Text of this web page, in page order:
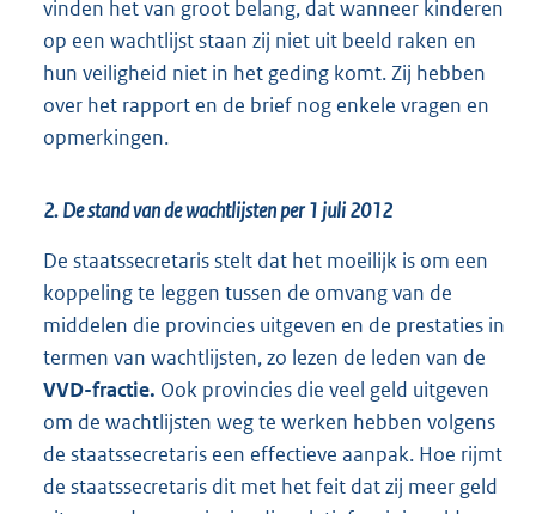
vinden het van groot belang, dat wanneer kinderen
op een wachtlijst staan zij niet uit beeld raken en
hun veiligheid niet in het geding komt. Zij hebben
over het rapport en de brief nog enkele vragen en
opmerkingen.
2. De stand van de wachtlijsten per 1 juli 2012
De staatssecretaris stelt dat het moeilijk is om een
koppeling te leggen tussen de omvang van de
middelen die provincies uitgeven en de prestaties in
termen van wachtlijsten, zo lezen de leden van de
VVD-fractie. Ook provincies die veel geld uitgeven
om de wachtlijsten weg te werken hebben volgens
de staatssecretaris een effectieve aanpak. Hoe rijmt
de staatssecretaris dit met het feit dat zij meer geld